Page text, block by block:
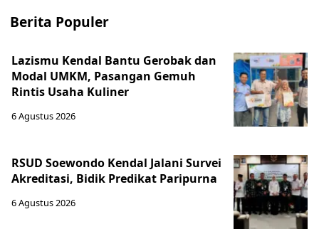
Berita Populer
Lazismu Kendal Bantu Gerobak dan
Modal UMKM, Pasangan Gemuh
Rintis Usaha Kuliner
6 Agustus 2026
RSUD Soewondo Kendal Jalani Survei
Akreditasi, Bidik Predikat Paripurna
6 Agustus 2026